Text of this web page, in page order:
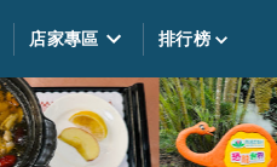
店家專區 排行榜